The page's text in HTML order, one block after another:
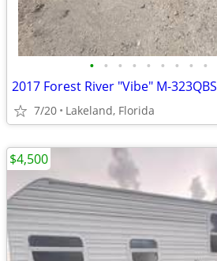
• • • • • • • • •
2017 Forest River "Vibe" M-323QBS
7/20 Lakeland, Florida
$4,500